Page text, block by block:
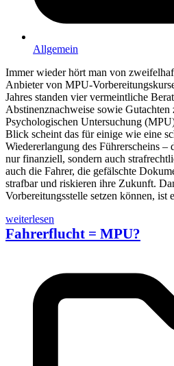
Allgemein
Immer wieder hört man von
Anbieter von MPU-
Jahres standen vier vermeintliche
Abstinenznachweise sowie
Psychologischen Untersuchung
Blick scheint das für einige wie eine
Wiedererlangung des Führerscheins
nur finanziell, sondern auch
auch die Fahrer, die gefälschte
strafbar und riskieren ihre Zukunft.
Vorbereitungsstelle setzen können,
weiterlesen
Fahrerflucht = MPU?